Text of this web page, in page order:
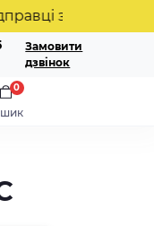
замовлень.
Замовити
дзвінок
0